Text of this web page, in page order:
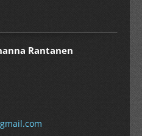
Rantanen
.com